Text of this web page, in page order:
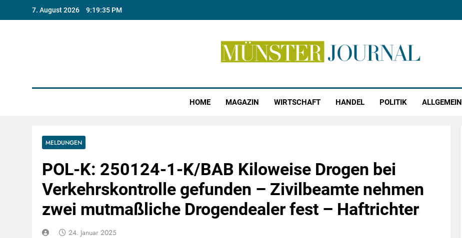
7. August 2026 9:19:36 PM
HOME MAGAZIN WIRTSCHAFT HANDEL POLITIK ALLGEMEIN
MELDUNGEN
POL-K: 250124-1-K/BAB Kiloweise Drogen bei
Verkehrskontrolle gefunden – Zivilbeamte nehmen
zwei mutmaßliche Drogendealer fest – Haftrichter
24. Januar 2025